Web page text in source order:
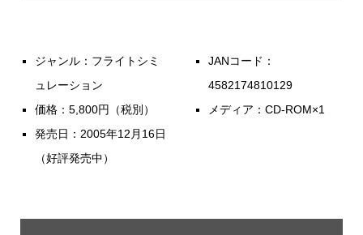
ジャンル：フライトシミ
ュレーション
価格：5,800円（税別）
発売日：2005年12月16日
（好評発売中）
JANコード：
4582174810129
メディア：CD-ROM×1